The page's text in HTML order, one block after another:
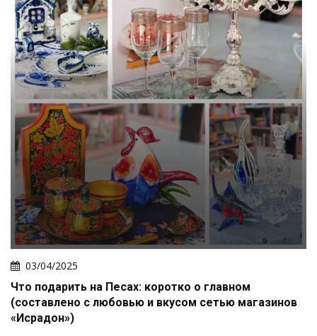
03/04/2025
Что подарить на Песах: коротко о главном
(составлено с любовью и вкусом сетью магазинов
«Исрадон»)